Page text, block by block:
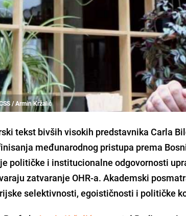
/ Armin Kržalić
tekst bivših visokih predstavnika Carla
međunarodnog pristupa prema
političke i institucionalne odgovornosti
zatvaranje OHR-a. Akademski
selektivnosti, egoističnosti i političke